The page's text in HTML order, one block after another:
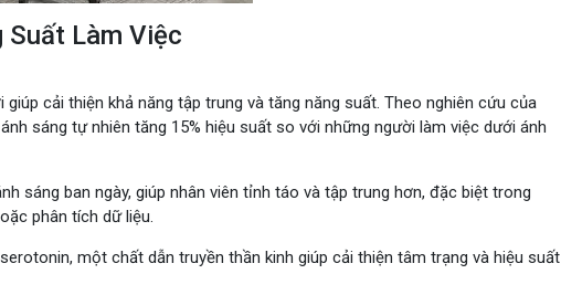
Suất Làm Việc
cải thiện khả năng tập trung và tăng năng suất. Theo nghiên cứu của
sáng tự nhiên tăng 15% hiệu suất so với những người làm việc dưới ánh
sáng ban ngày, giúp nhân viên tỉnh táo và tập trung hơn, đặc biệt trong
phân tích dữ liệu.
một chất dẫn truyền thần kinh giúp cải thiện tâm trạng và hiệu suất